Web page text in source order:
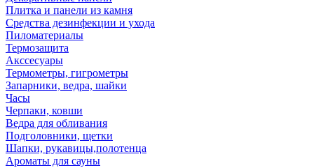
Плитка и панели из камня
Средства дезинфекции и ухода
Пиломатериалы
Термозащита
Аксcесуары
Термометры, гигрометры
Запарники, ведра, шайки
Часы
Черпаки, ковши
Ведра для обливания
Подголовники, щетки
Шапки, рукавицы,полотенца
Ароматы для сауны